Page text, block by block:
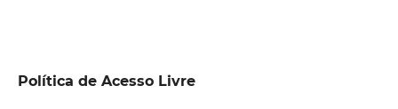
Política de Acesso Livre